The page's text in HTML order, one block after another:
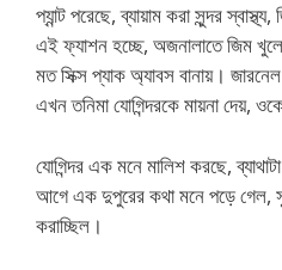
প্যান্ট পরেছে, ব্যায়াম করা সুন্দর
এই ফ্যাশন হচ্ছে, অজনালাতে জিম
মত সিক্স প্যাক অ্যাবস বানায়।
এখন তনিমা যোগিন্দরকে মায়না দেয়,
যোগিন্দর এক মনে মালিশ করছে,
আগে এক দুপুরের কথা মনে পড়ে গেল,
করাচ্ছিল।